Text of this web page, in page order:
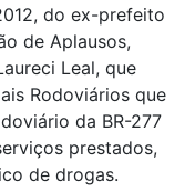
do ex-prefeito
de Aplausos,
Leal, que
Rodoviários que
da BR-277
prestados,
de drogas.